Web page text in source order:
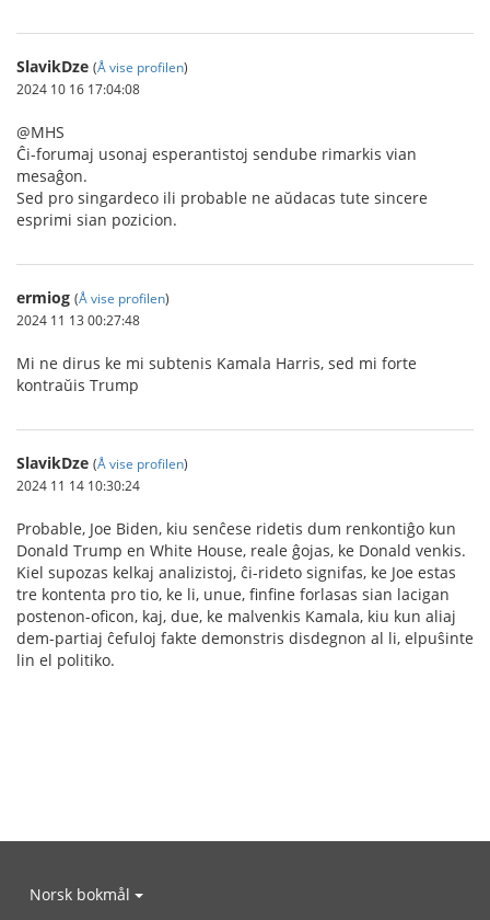
SlavikDze (Å vise profilen)
2024 10 16 17:04:08
@MHS
Ĉi-forumaj usonaj esperantistoj sendube rimarkis vian
mesaĝon.
Sed pro singardeco ili probable ne aŭdacas tute sincere
esprimi sian pozicion.
ermiog (Å vise profilen)
2024 11 13 00:27:48
Mi ne dirus ke mi subtenis Kamala Harris, sed mi forte
kontraŭis Trump
SlavikDze (Å vise profilen)
2024 11 14 10:30:24
Probable, Joe Biden, kiu senĉese ridetis dum renkontiĝo kun
Donald Trump en White House, reale ĝojas, ke Donald venkis.
Kiel supozas kelkaj analizistoj, ĉi-rideto signifas, ke Joe estas
tre kontenta pro tio, ke li, unue, finfine forlasas sian lacigan
postenon-oficon, kaj, due, ke malvenkis Kamala, kiu kun aliaj
dem-partiaj ĉefuloj fakte demonstris disdegnon al li, elpuŝinte
lin el politiko.
Norsk bokmål